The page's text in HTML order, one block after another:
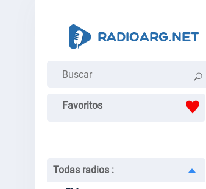
Favoritos
Todas radios :